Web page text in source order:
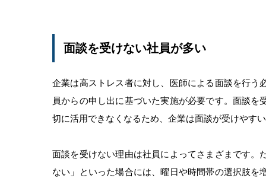
面談を受けない社員が多い
企業は高ストレス者に対し、医師による面談を行
員からの申し出に基づいた実施が必要です。面談
切に活用できなくなるため、企業は面談が受けやす
面談を受けない理由は社員によってさまざまです
ない」といった場合には、曜日や時間帯の選択肢